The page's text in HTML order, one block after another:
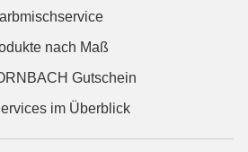
nach Maß
Gutschein
im Überblick